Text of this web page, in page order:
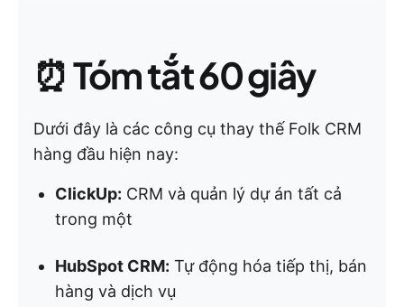
⏰Tóm tắt 60 giây
Dưới đây là các công cụ thay thế Folk CRM
hàng đầu hiện nay:
ClickUp: CRM và quản lý dự án tất cả
trong một
HubSpot CRM: Tự động hóa tiếp thị, bán
hàng và dịch vụ